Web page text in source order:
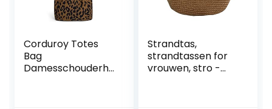
Corduroy Totes
Bag
Damesschouderha
Strandtas,
strandtassen for
vrouwen, stro -